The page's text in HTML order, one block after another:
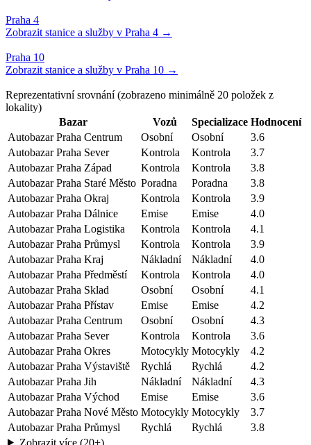
Reprezentativní srovnání(zobrazeno minimálně 20 položek z
lokality)
Bazar
Vozů Specializace Hodnocení
Autobazar Praha Centrum
Osobní Osobní
3.6
Autobazar Praha Sever
Kontrola Kontrola
3.7
Autobazar Praha Západ
Kontrola Kontrola
3.8
Autobazar Praha Staré Město Poradna Poradna
3.8
Autobazar Praha Okraj
Kontrola Kontrola
3.9
Autobazar Praha Dálnice
Emise Emise
4.0
Autobazar Praha Logistika
Kontrola Kontrola
4.1
Autobazar Praha Průmysl
Kontrola Kontrola
3.9
Autobazar Praha Kraj
Nákladní Nákladní
4.0
Autobazar Praha Předměstí
Kontrola Kontrola
4.0
Autobazar Praha Sklad
Osobní Osobní
4.1
Autobazar Praha Přístav
Emise Emise
4.2
Autobazar Praha Centrum
Osobní Osobní
4.3
Autobazar Praha Sever
Kontrola Kontrola
3.6
Autobazar Praha Okres
Motocykly Motocykly
4.2
Autobazar Praha Výstaviště
Rychlá Rychlá
4.2
Autobazar Praha Jih
Nákladní Nákladní
4.3
Autobazar Praha Východ
Emise Emise
3.6
Autobazar Praha Nové Město Motocykly Motocykly
3.7
Autobazar Praha Průmysl
Rychlá Rychlá
3.8
Zobrazit více (20+)